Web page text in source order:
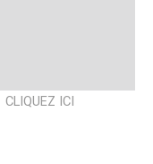
CLIQUEZ ICI